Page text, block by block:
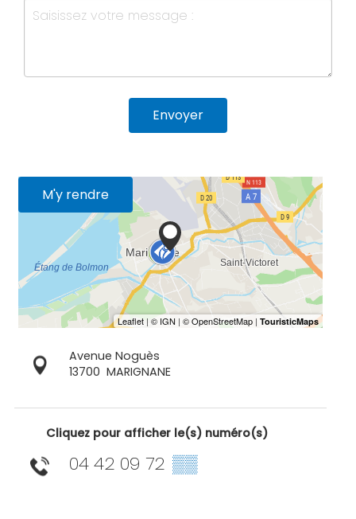
Envoyer
M'y rendre
Avenue Noguès
13700 MARIGNANE
Cliquez pour afficher le(s) numéro(s)
04 42 09 72 ▒▒